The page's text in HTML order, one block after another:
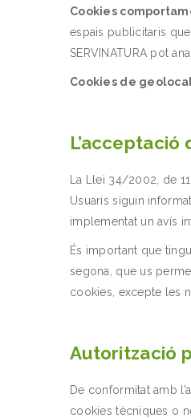
Cookies
espais publicitaris que
SERVINATURA pot
Cookies de
La Llei 34/2002, de
Usuaris siguin
implementat un avís
És important que
segona, que us
cookies, excepte les
Autorització
De conformitat amb
cookies tècniques o